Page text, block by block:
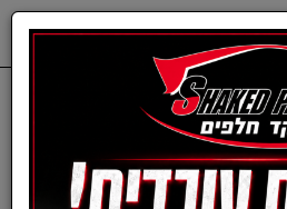
אימפרזה